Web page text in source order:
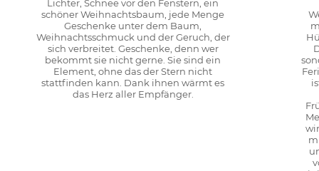
Lichter, Schnee vor den Fenstern, ein
schöner Weihnachtsbaum, jede Menge
Geschenke unter dem Baum,
Weihnachtsschmuck und der Geruch, der
sich verbreitet. Geschenke, denn wer
bekommt sie nicht gerne. Sie sind ein
Element, ohne das der Stern nicht
stattfinden kann. Dank ihnen wärmt es
das Herz aller Empfänger.